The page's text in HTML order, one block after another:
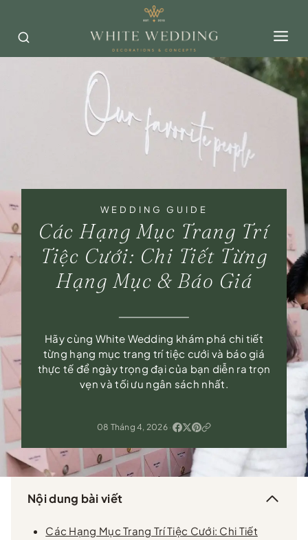
content
WEDDING GUIDE
Các Hạng Mục Trang Trí
Tiệc Cưới: Chi Tiết Từng
Hạng Mục & Báo Giá
Hãy cùng White Wedding khám phá chi tiết
từng hạng mục trang trí tiệc cưới và báo giá
thực tế để ngày trọng đại của bạn diễn ra trọn
vẹn và tối ưu ngân sách nhất.
08 Tháng 4, 2026 ·
Nội dung bài viết
Các Hạng Mục Trang Trí Tiệc Cưới: Chi Tiết